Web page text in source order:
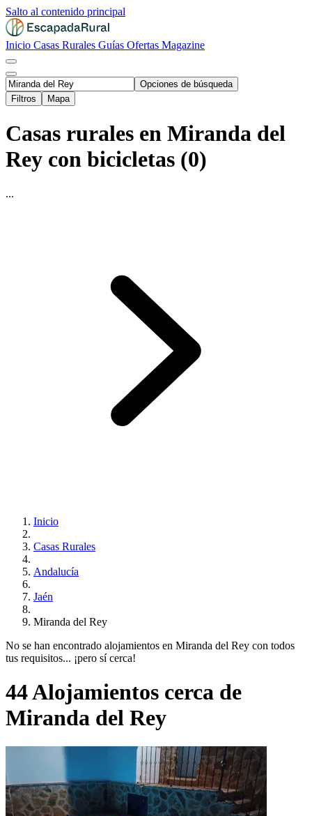
Salto al contenido principal
Inicio Casas Rurales Guías Ofertas Magazine
Opciones de búsqueda
Filtros
Mapa
Casas rurales en Miranda del
Rey con bicicletas (0)
...
Inicio
Casas Rurales
Andalucía
Jaén
Miranda del Rey
No se han encontrado alojamientos en Miranda del Rey con todos
tus requisitos... ¡pero sí cerca!
44 Alojamientos cerca de
Miranda del Rey